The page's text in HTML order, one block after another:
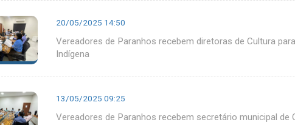
20/05/2025 14:50
Vereadores de Paranhos recebem diretoras de Cultura
Indígena
13/05/2025 09:25
Vereadores de Paranhos recebem secretário municipal de